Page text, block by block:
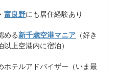
・富良野にも居住経験あり
める新千歳空港マニア （好き
上空港内に宿泊）
ホテルアドバイザー（いま最